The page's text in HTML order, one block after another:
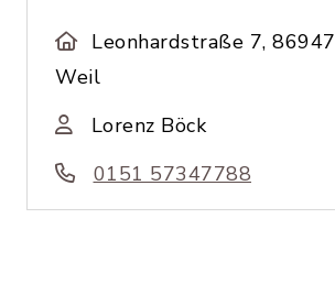
Leonhardstraße 7, 86947
Weil
Lorenz Böck
0151 57347788